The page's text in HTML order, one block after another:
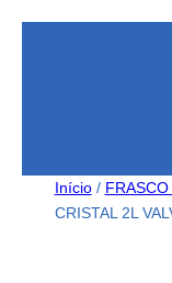
Início/ FRASCO
CRISTAL 2L